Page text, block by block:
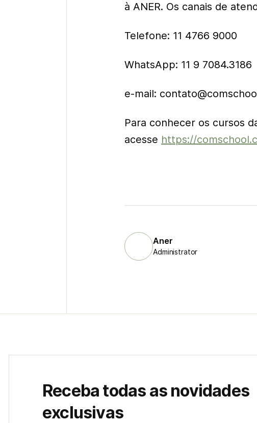
à ANER. Os canais de
Telefone: 11 4766 9000
WhatsApp: 11 9 7084.3186
e-mail:
Para conhecer os cursos
acesse https://
Aner
Administrator
Receba todas as novidades
exclusivas